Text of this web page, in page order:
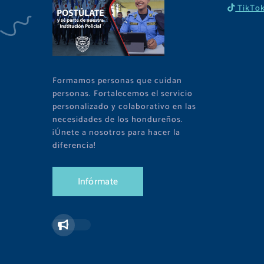
Formamos personas que cuidan
personas. Fortalecemos el servicio
personalizado y colaborativo en las
necesidades de los hondureños.
¡Únete a nosotros para hacer la
diferencia!
Infórmate